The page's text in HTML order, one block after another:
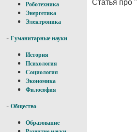
Роботехника
Энергетика
Электроника
- Гуманитарные науки
История
Психология
Социология
Экономика
Философия
- Общество
Образование
Статья про "